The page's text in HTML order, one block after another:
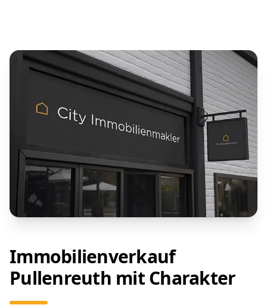
Immobilienverkauf
Pullenreuth mit Charakter